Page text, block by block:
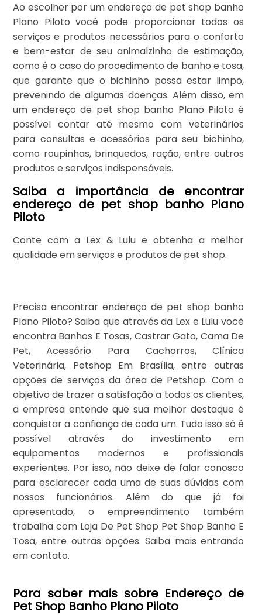
Ao escolher por um endereço de pet shop banho
Plano Piloto você pode proporcionar todos os
serviços e produtos necessários para o conforto
e bem-estar de seu animalzinho de estimação,
como é o caso do procedimento de banho e tosa,
que garante que o bichinho possa estar limpo,
prevenindo de algumas doenças. Além disso, em
um endereço de pet shop banho Plano Piloto é
possível contar até mesmo com veterinários
para consultas e acessórios para seu bichinho,
como roupinhas, brinquedos, ração, entre outros
produtos e serviços indispensáveis.
Saiba a importância de encontrar
endereço de pet shop banho Plano
Piloto
Conte com a Lex & Lulu e obtenha a melhor
qualidade em serviços e produtos de pet shop.
Precisa encontrar endereço de pet shop banho
Plano Piloto? Saiba que através da Lex e Lulu você
encontra Banhos E Tosas, Castrar Gato, Cama De
Pet, Acessório Para Cachorros, Clínica
Veterinária, Petshop Em Brasília, entre outras
opções de serviços da área de Petshop. Com o
objetivo de trazer a satisfação a todos os clientes,
a empresa entende que sua melhor destaque é
conquistar a confiança de cada um. Tudo isso só é
possível através do investimento em
equipamentos modernos e profissionais
experientes. Por isso, não deixe de falar conosco
para esclarecer cada uma de suas dúvidas com
nossos funcionários. Além do que já foi
apresentado, o empreendimento também
trabalha com Loja De Pet Shop Pet Shop Banho E
Tosa, entre outras opções. Saiba mais entrando
em contato.
Para saber mais sobre Endereço de
Pet Shop Banho Plano Piloto